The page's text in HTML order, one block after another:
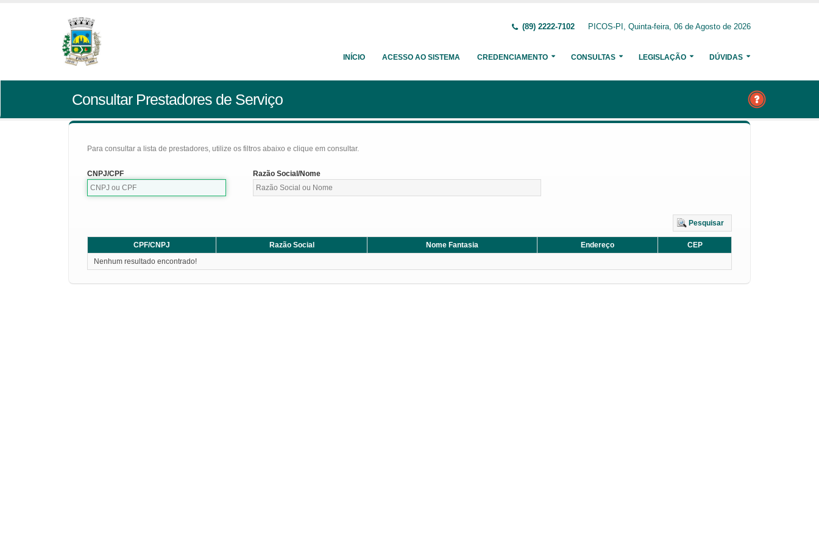
(89) 2222-7102 PICOS-PI, Quinta-feira, 06 de Agosto de 2026
INÍCIO ACESSO AO SISTEMA CREDENCIAMENTO CONSULTAS LEGISLAÇÃO DÚVIDAS
Consultar Prestadores de Serviço
Para consultar a lista de prestadores, utilize os filtros abaixo e clique em consultar.
CNPJ/CPF Razão Social/Nome
Pesquisar
CPF/CNPJ Razão Social Nome Fantasia Endereço
CEP
Nenhum resultado encontrado!